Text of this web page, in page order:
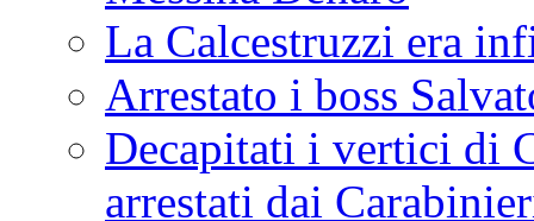
La Calcestruzzi era
Arrestato i boss
Decapitati i vertici di
arrestati dai